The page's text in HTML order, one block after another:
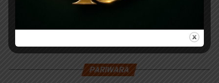
PARIWARA